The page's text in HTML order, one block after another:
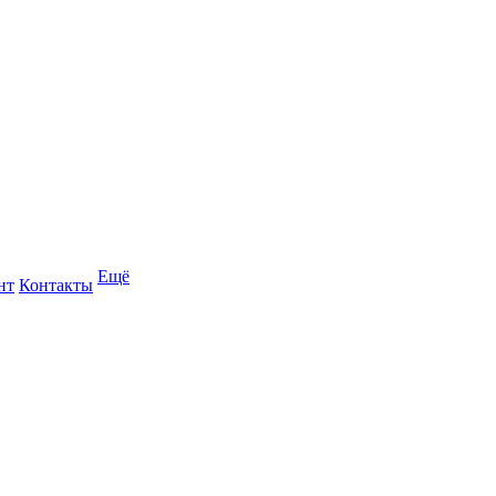
Контакты Ещё